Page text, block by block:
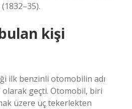
kişi
ilk benzinli otomobilin adı
geçti. Otomobil, biri
üzere üç tekerlekten